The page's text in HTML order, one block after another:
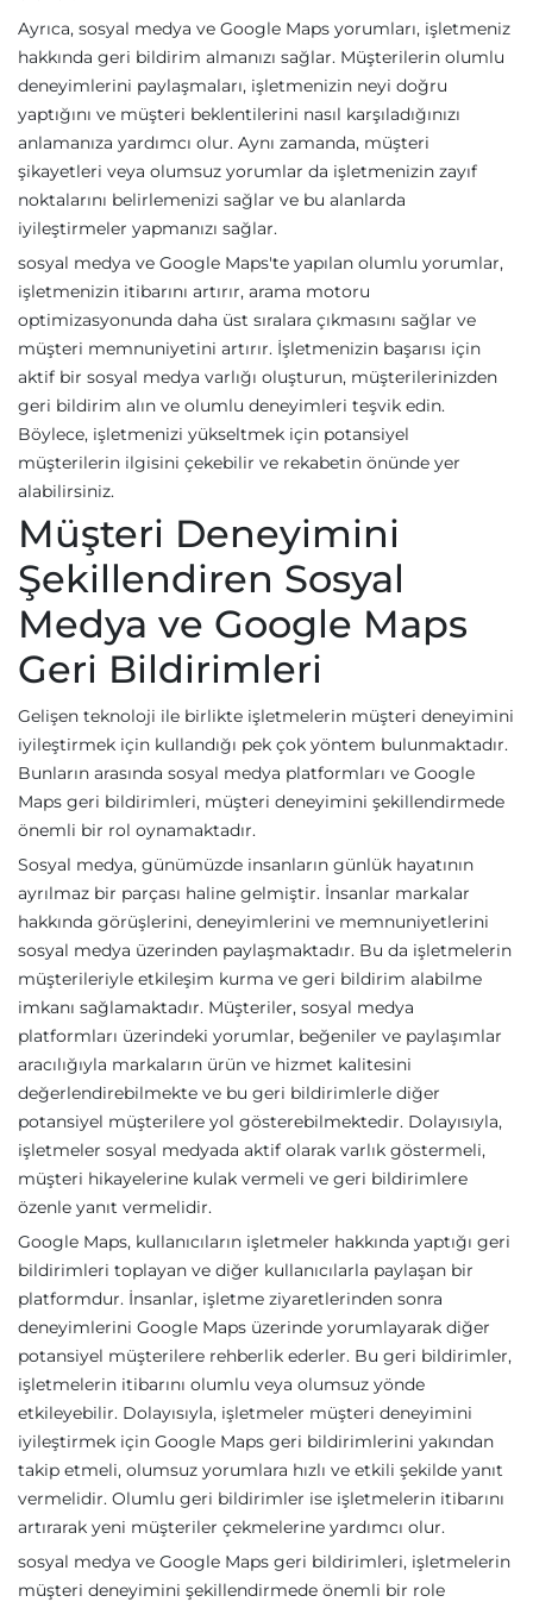
Ayrıca, sosyal medya ve Google Maps yorumları, işletmeniz
hakkında geri bildirim almanızı sağlar. Müşterilerin olumlu
deneyimlerini paylaşmaları, işletmenizin neyi doğru
yaptığını ve müşteri beklentilerini nasıl karşıladığınızı
anlamanıza yardımcı olur. Aynı zamanda, müşteri
şikayetleri veya olumsuz yorumlar da işletmenizin zayıf
noktalarını belirlemenizi sağlar ve bu alanlarda
iyileştirmeler yapmanızı sağlar.
sosyal medya ve Google Maps'te yapılan olumlu yorumlar,
işletmenizin itibarını artırır, arama motoru
optimizasyonunda daha üst sıralara çıkmasını sağlar ve
müşteri memnuniyetini artırır. İşletmenizin başarısı için
aktif bir sosyal medya varlığı oluşturun, müşterilerinizden
geri bildirim alın ve olumlu deneyimleri teşvik edin.
Böylece, işletmenizi yükseltmek için potansiyel
müşterilerin ilgisini çekebilir ve rekabetin önünde yer
alabilirsiniz.
Müşteri Deneyimini
Şekillendiren Sosyal
Medya ve Google Maps
Geri Bildirimleri
Gelişen teknoloji ile birlikte işletmelerin müşteri deneyimini
iyileştirmek için kullandığı pek çok yöntem bulunmaktadır.
Bunların arasında sosyal medya platformları ve Google
Maps geri bildirimleri, müşteri deneyimini şekillendirmede
önemli bir rol oynamaktadır.
Sosyal medya, günümüzde insanların günlük hayatının
ayrılmaz bir parçası haline gelmiştir. İnsanlar markalar
hakkında görüşlerini, deneyimlerini ve memnuniyetlerini
sosyal medya üzerinden paylaşmaktadır. Bu da işletmelerin
müşterileriyle etkileşim kurma ve geri bildirim alabilme
imkanı sağlamaktadır. Müşteriler, sosyal medya
platformları üzerindeki yorumlar, beğeniler ve paylaşımlar
aracılığıyla markaların ürün ve hizmet kalitesini
değerlendirebilmekte ve bu geri bildirimlerle diğer
potansiyel müşterilere yol gösterebilmektedir. Dolayısıyla,
işletmeler sosyal medyada aktif olarak varlık göstermeli,
müşteri hikayelerine kulak vermeli ve geri bildirimlere
özenle yanıt vermelidir.
Google Maps, kullanıcıların işletmeler hakkında yaptığı geri
bildirimleri toplayan ve diğer kullanıcılarla paylaşan bir
platformdur. İnsanlar, işletme ziyaretlerinden sonra
deneyimlerini Google Maps üzerinde yorumlayarak diğer
potansiyel müşterilere rehberlik ederler. Bu geri bildirimler,
işletmelerin itibarını olumlu veya olumsuz yönde
etkileyebilir. Dolayısıyla, işletmeler müşteri deneyimini
iyileştirmek için Google Maps geri bildirimlerini yakından
takip etmeli, olumsuz yorumlara hızlı ve etkili şekilde yanıt
vermelidir. Olumlu geri bildirimler ise işletmelerin itibarını
artırarak yeni müşteriler çekmelerine yardımcı olur.
sosyal medya ve Google Maps geri bildirimleri, işletmelerin
müşteri deneyimini şekillendirmede önemli bir role